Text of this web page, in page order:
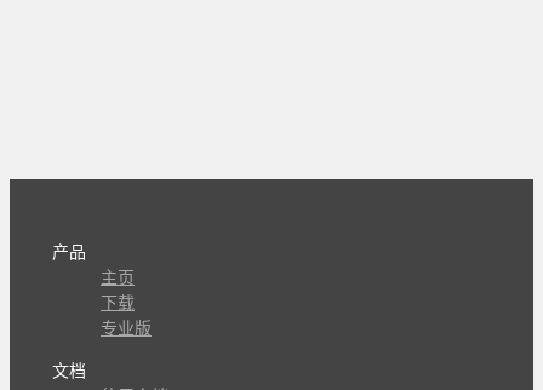
产品
主页
下载
专业版
文档